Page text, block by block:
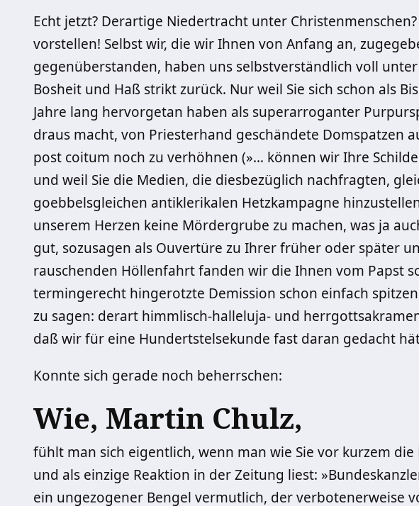
Echt jetzt? Derartige Niedertracht unter
vorstellen! Selbst wir, die wir Ihnen von Anfang an,
gegenüberstanden, haben uns selbstverständlich voll
Bosheit und Haß strikt zurück. Nur weil Sie sich schon als
Jahre lang hervorgetan haben als superarroganter
draus macht, von Priesterhand geschändete Domspatzen
post coitum noch zu verhöhnen (»… können wir Ihre
und weil Sie die Medien, die diesbezüglich nachfragten,
goebbelsgleichen antiklerikalen Hetzkampagne
unserem Herzen keine Mördergrube zu machen, was ja
gut, sozusagen als Ouvertüre zu Ihrer früher oder später
rauschenden Höllenfahrt fanden wir die Ihnen vom Papst
termingerecht hingerotzte Demission schon einfach
zu sagen: derart himmlisch-halleluja- und
daß wir für eine Hundertstelsekunde fast daran gedacht
Konnte sich gerade noch beherrschen:
Wie, Martin Chulz,
fühlt man sich eigentlich, wenn man wie Sie vor kurzem
und als einzige Reaktion in der Zeitung liest:
ein ungezogener Bengel vermutlich, der verbotenerweise